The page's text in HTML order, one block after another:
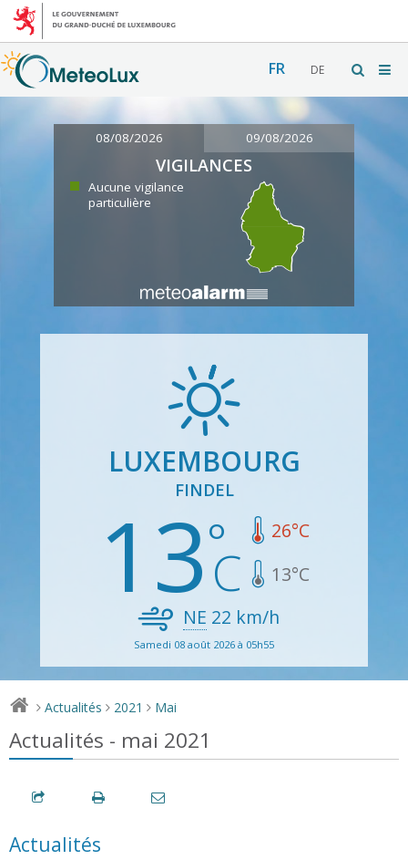
FR DE
08/08/2026 09/08/2026
VIGILANCES
Aucune vigilance
particulière
LUXEMBOURG
FINDEL
13 26°C
13°C
NE 22 km/h
Samedi 08 août 2026 à 05h55
> Actualités > 2021 > Mai
Actualités - mai 2021
Actualités